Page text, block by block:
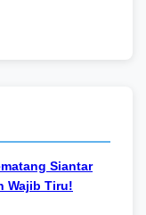
Siantar
Wajib Tiru!